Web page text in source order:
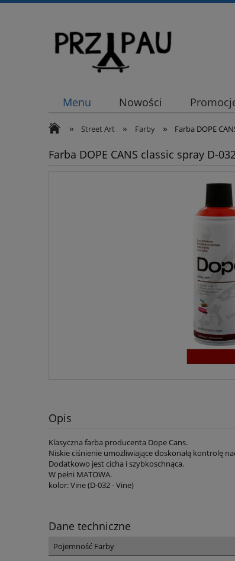
Menu Nowości
» Street Art » Farby » Farba DOPE
Farba DOPE CANS classic spray D-
Opis
Klasyczna farba producenta Dope Cans.
Niskie ciśnienie umożliwiające doskonałą kontrolę
Dodatkowo jest cicha i szybkoschnąca.
W pełni MATOWA.
kolor: Vine (D-032 - Vine)
Dane techniczne
Pojemność Farby